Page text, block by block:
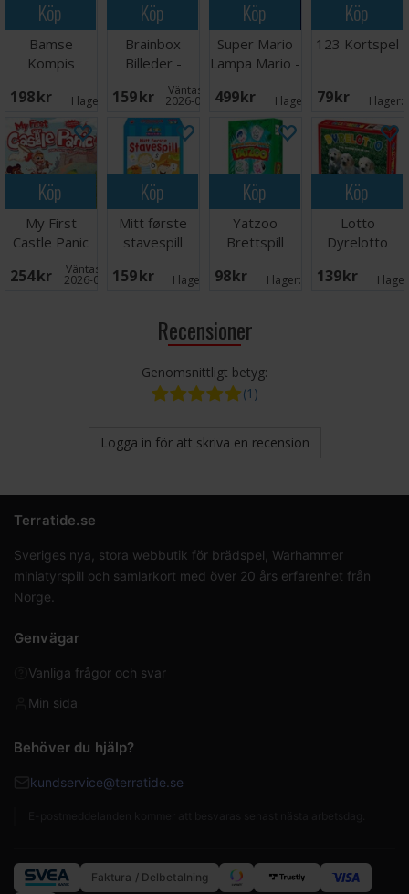
Köp
Bamse
Kompis
Brädspel
198 SEK I lager:
Köp
Brainbox
Billeder -
DANSK
159 SEK Väntas in:
2026-08-15
Köp
Super Mario
Lampa Mario -
499 SEK I lager:
Köp
123 Kortspel
79 SEK I lager:
Köp
My First
Castle Panic
Brädspel
254 SEK Väntas in:
2026-09-30
Köp
Mitt første
stavespill
159 SEK I lager: 3
Köp
Yatzoo
Brettspill
98 SEK I lager:
Köp
Lotto
Dyrelotto
139 SEK I
Recensioner
Genomsnittligt betyg:
(1)
Logga in för att skriva en recension
Terratide.se
Sveriges nya, stora webbutik för brädspel, Warhammer
miniatyrspill och samlarkort med över 20 års erfarenhet från
Norge.
Genvägar
Vanliga frågor och svar
Min sida
Behöver du hjälp?
kundservice@terratide.se
Faktura / Delbetalning